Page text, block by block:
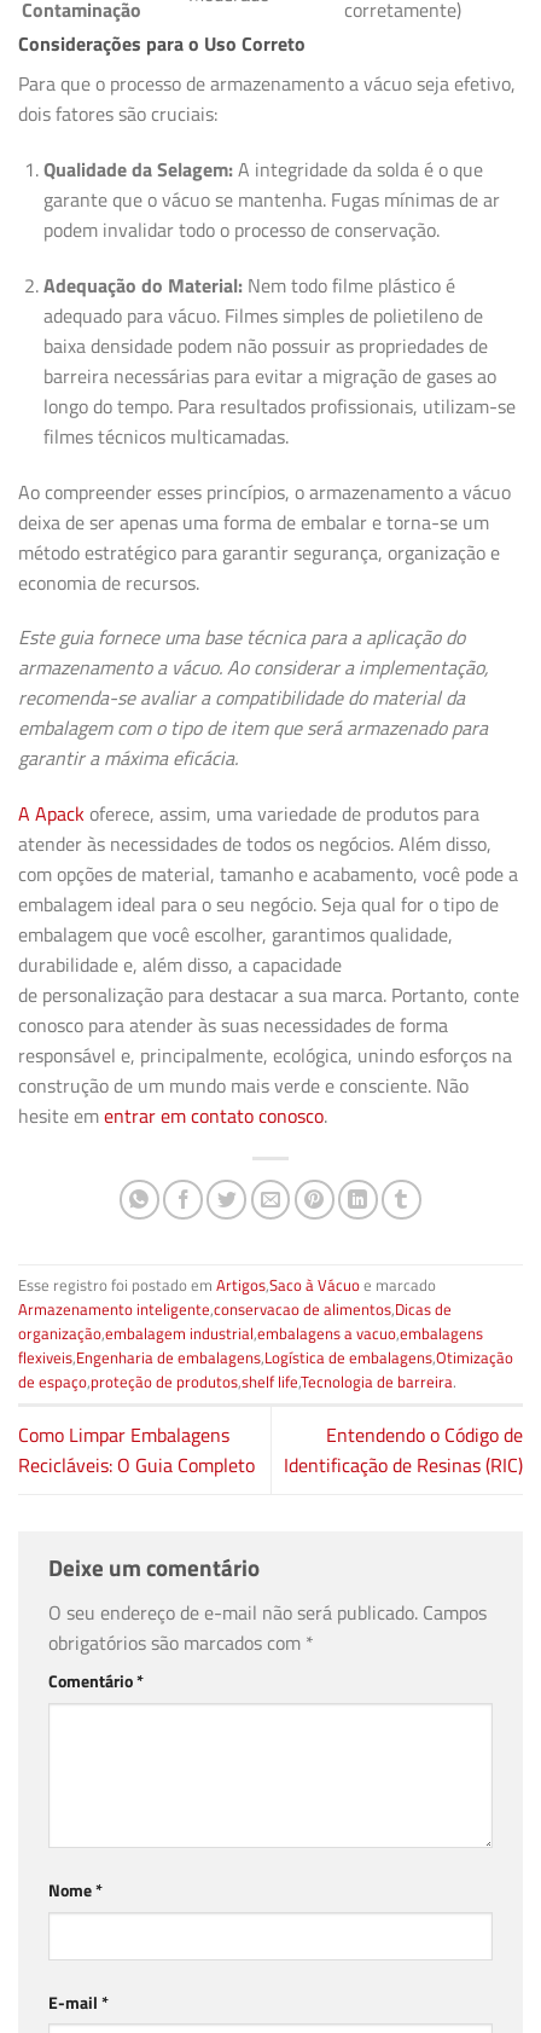
Contaminação
corretamente)
Considerações para o Uso Correto
Para que o processo de armazenamento a vácuo seja efetivo,
dois fatores são cruciais:
Qualidade da Selagem:A integridade da solda é o que
garante que o vácuo se mantenha. Fugas mínimas de ar
podem invalidar todo o processo de conservação.
Adequação do Material:Nem todo filme plástico é
adequado para vácuo. Filmes simples de polietileno de
baixa densidade podem não possuir as propriedades de
barreira necessárias para evitar a migração de gases ao
longo do tempo. Para resultados profissionais, utilizam-se
filmes técnicos multicamadas.
Ao compreender esses princípios, o armazenamento a vácuo
deixa de ser apenas uma forma de embalar e torna-se um
método estratégico para garantir segurança, organização e
economia de recursos.
Este guia fornece uma base técnica para a aplicação do
armazenamento a vácuo. Ao considerar a implementação,
recomenda-se avaliar a compatibilidade do material da
embalagem com o tipo de item que será armazenado para
garantir a máxima eficácia.
A Apackoferece, assim, uma variedade de produtos para
atender às necessidades de todos os negócios. Além disso,
com opções de material, tamanho e acabamento, você pode a
embalagem ideal para o seu negócio. Seja qual for o tipo de
embalagem que você escolher, garantimos qualidade,
durabilidade e, além disso, a capacidade
de personalização para destacar a sua marca. Portanto, conte
conosco para atender às suas necessidades de forma
responsável e, principalmente, ecológica, unindo esforços na
construção de um mundo mais verde e consciente. Não
hesite ementrar em contato conosco.
Esse registro foi postado em Artigos,Saco à Vácuoe marcado
Armazenamento inteligente,conservacao de alimentos,Dicas de
organização,embalagem industrial,embalagens a vacuo,embalagens
flexiveis,Engenharia de embalagens,Logística de embalagens,Otimização
de espaço,proteção de produtos,shelf life,Tecnologia de barreira.
Como Limpar Embalagens
Recicláveis: O Guia Completo
Entendendo o Código de
Identificação de Resinas (RIC)
Deixe um comentário
O seu endereço de e-mail não será publicado. Campos
obrigatórios são marcados com *
Comentário*
Nome*
E-mail*